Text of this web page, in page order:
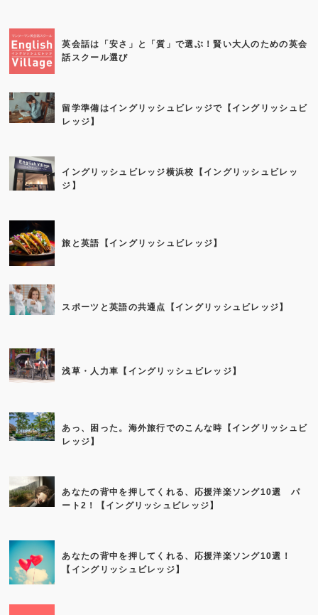
英会話は「安さ」と「質」で選ぶ！賢い大人のための英会
話スクール選び
留学準備はイングリッシュビレッジで【イングリッシュビ
レッジ】
イングリッシュビレッジ横浜校【イングリッシュビレッ
ジ】
旅と英語【イングリッシュビレッジ】
スポーツと英語の共通点【イングリッシュビレッジ】
浅草・人力車【イングリッシュビレッジ】
あっ、困った。海外旅行でのこんな時【イングリッシュビ
レッジ】
あなたの背中を押してくれる、応援洋楽ソング10選 パ
ート2！【イングリッシュビレッジ】
あなたの背中を押してくれる、応援洋楽ソング10選！
【イングリッシュビレッジ】